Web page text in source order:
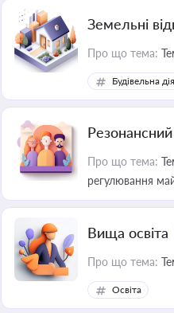
Земельні
Про що тема:
Будівельна
Про що тема:
регулювання
Вища освіта
Про що тема:
Освіта